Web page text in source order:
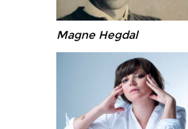
Magne Hegdal